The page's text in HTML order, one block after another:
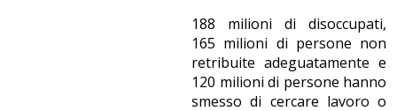
188 milioni di disoccupati,
165 milioni di persone non
retribuite adeguatamente e
120 milioni di persone hanno
smesso di cercare lavoro o